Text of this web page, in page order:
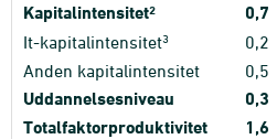
Kapitalintensitet2 0,7
It-kapitalintensitet3 0,2
Anden kapitalintensitet
0,5
Uddannelsesniveau 0,3
Totalfaktorproduktivitet
1,6